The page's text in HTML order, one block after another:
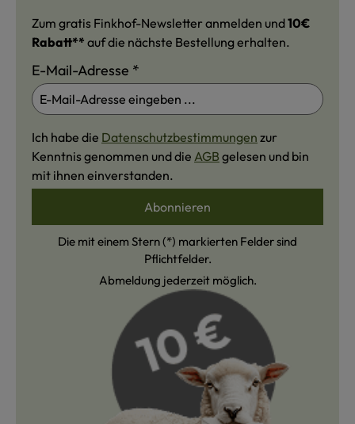
Zum gratis Finkhof-Newsletter anmelden und10€
Rabatt** auf die nächste Bestellung erhalten.
E-Mail-Adresse *
Ich habe die Datenschutzbestimmungen zur
Kenntnis genommen und die AGB gelesen und bin
mit ihnen einverstanden.
Abonnieren
Die mit einem Stern (*) markierten Felder sind
Pflichtfelder.
Abmeldung jederzeit möglich.